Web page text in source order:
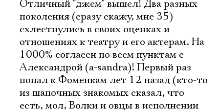
Отличный "джем" вышел! Два разных
поколения (сразу скажу, мне 35)
схлестнулись в своих оценках и
отношениях к театру и его актерам. На
1000% согласен по всем пунктам с
Александрой (a-sandra)! Первый раз
попал к Фоменкам лет 12 назад (кто-то
из шапочных знакомых сказал, что
есть, мол, Волки и овцы в исполнении